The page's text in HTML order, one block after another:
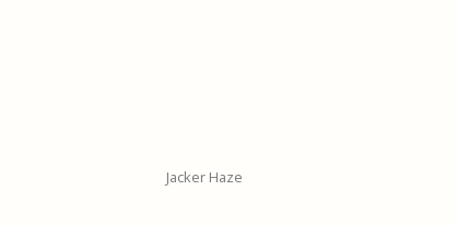
Jacker Haze